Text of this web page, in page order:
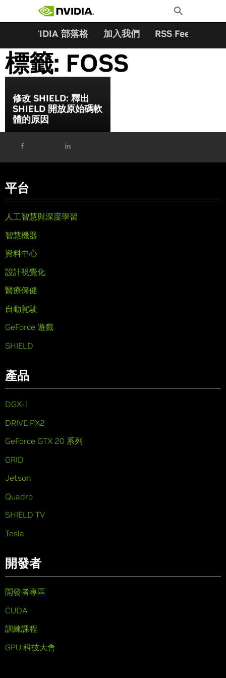
Toggle
Search
NVIDIA 部落格 加入我們 RSS Feeds
標籤: FOSS
修改 SHIELD: 釋出
SHIELD 開放原始碼軟
體的原因
平台
人工智慧與深度學習
智慧機器
資料中心
設計視覺化
醫療保健
自動駕駛
GeForce 遊戲
SHIELD
產品
DGX-1
DRIVE PX2
GeForce GTX 20 系列
GRID
Jetson
Quadro
SHIELD TV
Tesla
開發者
開發者專區
CUDA
訓練課程
GPU 科技大會